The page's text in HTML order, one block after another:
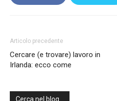
Articolo precedente
Cercare (e trovare) lavoro in
Irlanda: ecco come
Cerca nel blog…